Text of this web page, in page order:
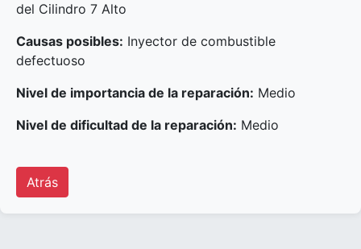
del Cilindro 7 Alto
Causas posibles: Inyector de combustible
defectuoso
Nivel de importancia de la reparación: Medio
Nivel de dificultad de la reparación: Medio
Atrás